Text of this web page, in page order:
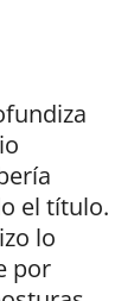
el título.
lo
por